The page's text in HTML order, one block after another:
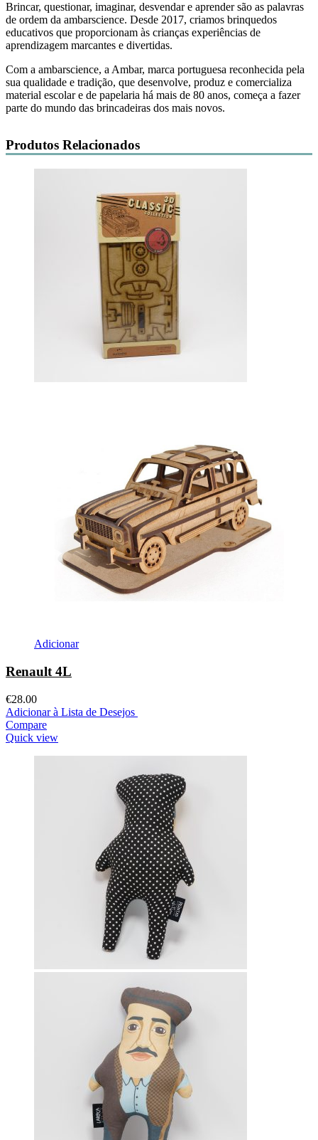
Brincar, questionar, imaginar, desvendar e aprender são as palavras
de ordem da ambarscience. Desde 2017, criamos brinquedos
educativos que proporcionam às crianças experiências de
aprendizagem marcantes e divertidas.
Com a ambarscience, a Ambar, marca portuguesa reconhecida pela
sua qualidade e tradição, que desenvolve, produz e comercializa
material escolar e de papelaria há mais de 80 anos, começa a fazer
parte do mundo das brincadeiras dos mais novos.
Produtos Relacionados
Adicionar
Renault 4L
€28.00
Adicionar à Lista de Desejos
Compare
Quick view